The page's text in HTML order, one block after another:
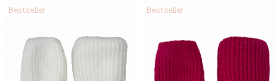
Bestseller Bestseller